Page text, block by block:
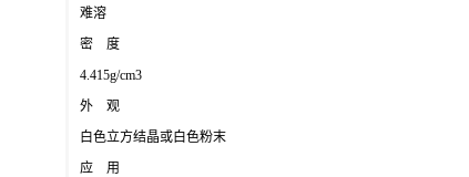
难溶
密 度
4.415g/cm3
外 观
白色立方结晶或白色粉末
应 用